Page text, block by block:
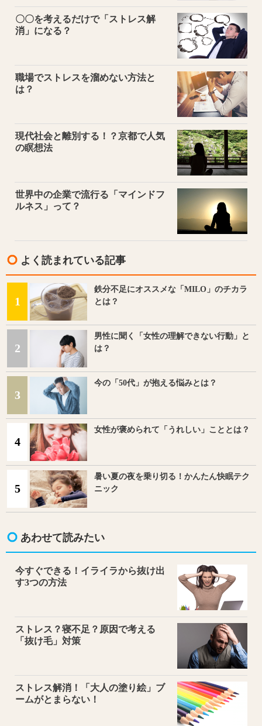
〇〇を考えるだけで「ストレス解
消」になる？
職場でストレスを溜めない方法と
は？
現代社会と離別する！？京都で人気
の瞑想法
世界中の企業で流行る「マインドフ
ルネス」って？
よく読まれている記事
1
鉄分不足にオススメな「MILO」のチカラ
とは？
2
男性に聞く「女性の理解できない行動」と
は？
3
今の「50代」が抱える悩みとは？
4
女性が褒められて「うれしい」こととは？
5
暑い夏の夜を乗り切る！かんたん快眠テク
ニック
あわせて読みたい
今すぐできる！イライラから抜け出
す3つの方法
ストレス？寝不足？原因で考える
「抜け毛」対策
ストレス解消！「大人の塗り絵」ブ
ームがとまらない！